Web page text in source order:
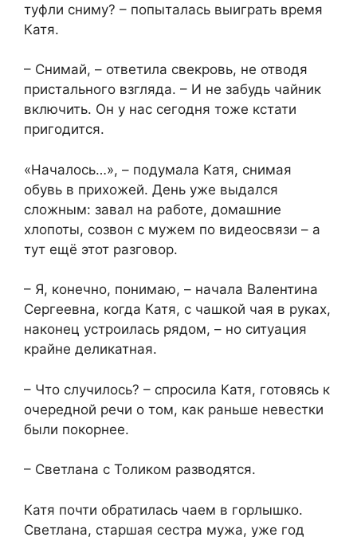
туфли сниму? – попыталась выиграть время
Катя.
– Снимай, – ответила свекровь, не отводя
пристального взгляда. – И не забудь чайник
включить. Он у нас сегодня тоже кстати
пригодится.
«Началось…», – подумала Катя, снимая
обувь в прихожей. День уже выдался
сложным: завал на работе, домашние
хлопоты, созвон с мужем по видеосвязи – а
тут ещё этот разговор.
– Я, конечно, понимаю, – начала Валентина
Сергеевна, когда Катя, с чашкой чая в руках,
наконец устроилась рядом, – но ситуация
крайне деликатная.
– Что случилось? – спросила Катя, готовясь к
очередной речи о том, как раньше невестки
были покорнее.
– Светлана с Толиком разводятся.
Катя почти обратилась чаем в горлышко.
Светлана, старшая сестра мужа, уже год